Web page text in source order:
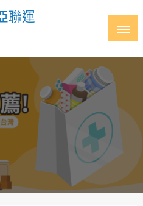
聯運